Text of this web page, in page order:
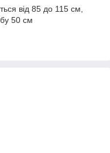
від 85 до 115 см,
50 см